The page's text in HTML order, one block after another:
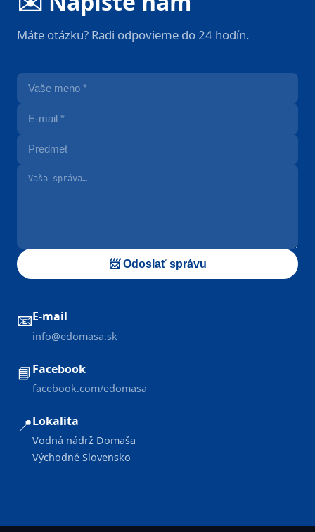
Máte otázku? Radi odpovieme do 24 hodín.
📨 Odoslať správu
📧E-mail
info@edomasa.sk
📘Facebook
facebook.com/edomasa
📍Lokalita
Vodná nádrž Domaša
Východné Slovensko